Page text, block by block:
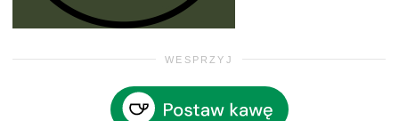
WESPRZYJ